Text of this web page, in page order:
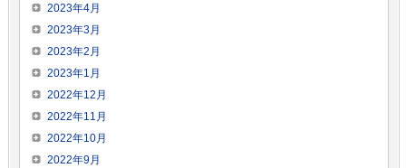
2023年4月
2023年3月
2023年2月
2023年1月
2022年12月
2022年11月
2022年10月
2022年9月